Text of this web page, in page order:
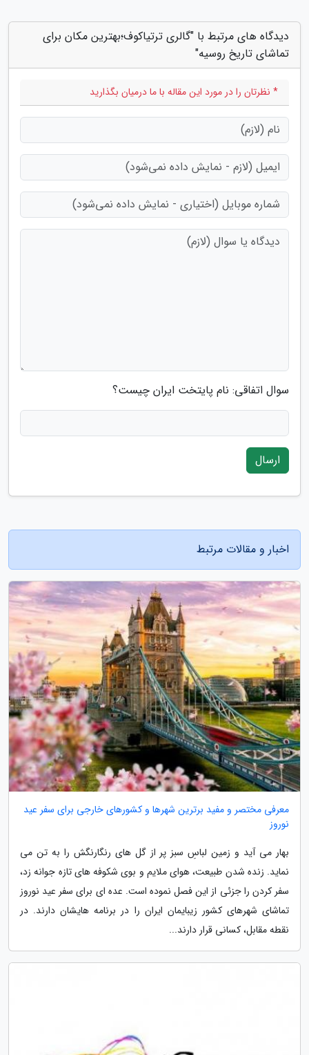
دیدگاه های مرتبط با "گالری ترتیاکوف؛بهترین مکان برای
تماشای تاریخ روسیه"
* نظرتان را در مورد این مقاله با ما درمیان بگذارید
سوال اتفاقی: نام پایتخت ایران چیست؟
ارسال
اخبار و مقالات مرتبط
معرفی مختصر و مفید برترین شهرها و کشورهای خارجی برای سفر عید
نوروز
بهار می آید و زمین لباسِ سبز پر از گل های رنگارنگش را به تن می
نماید. زنده شدن طبیعت، هوای ملایم و بوی شکوفه های تازه جوانه زد،
سفر کردن را جزئی از این فصل نموده است. عده ای برای سفر عید نوروز
تماشای شهرهای کشور زیبایمان ایران را در برنامه هایشان دارند. در
نقطه مقابل، کسانی قرار دارند...